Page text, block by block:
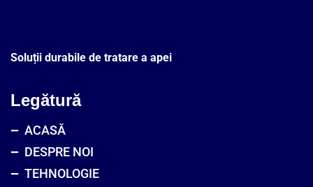
Soluții durabile de tratare a apei
Legătură
ACASĂ
DESPRE NOI
TEHNOLOGIE